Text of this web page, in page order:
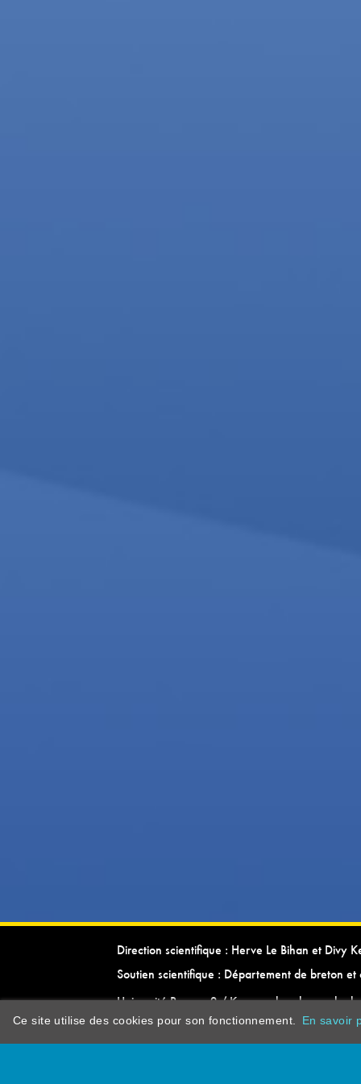
Direction scientifique : Herve Le Bihan et Divy
Soutien scientifique : Département de breton et
Université Rennes 2 / Kevrenn brezhoneg ha
Ce site utilise des cookies pour son fonctionnement. En savoir